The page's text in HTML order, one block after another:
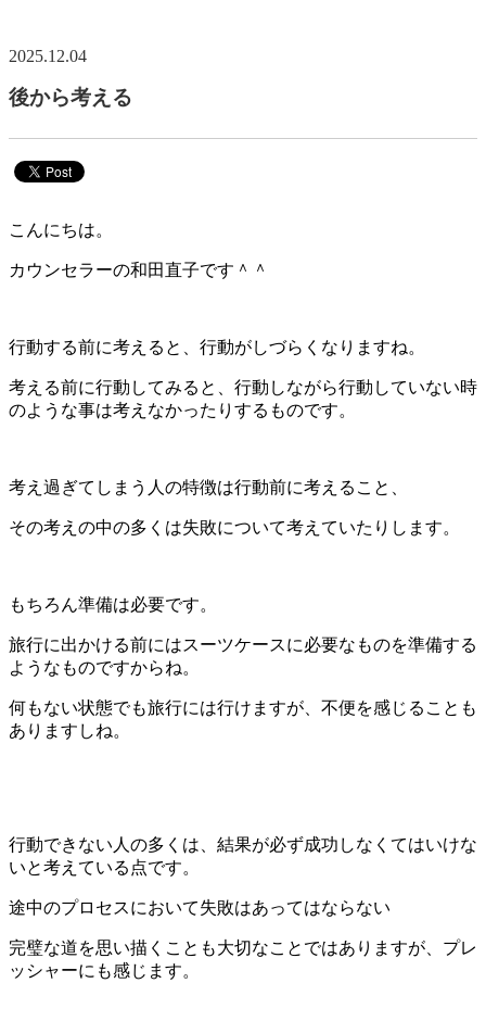
2025.12.04
後から考える
こんにちは。
カウンセラーの和田直子です＾＾
行動する前に考えると、行動がしづらくなりますね。
考える前に行動してみると、行動しながら行動していない時
のような事は考えなかったりするものです。
考え過ぎてしまう人の特徴は行動前に考えること、
その考えの中の多くは失敗について考えていたりします。
もちろん準備は必要です。
旅行に出かける前にはスーツケースに必要なものを準備する
ようなものですからね。
何もない状態でも旅行には行けますが、不便を感じることも
ありますしね。
行動できない人の多くは、結果が必ず成功しなくてはいけな
いと考えている点です。
途中のプロセスにおいて失敗はあってはならない
完璧な道を思い描くことも大切なことではありますが、プレ
ッシャーにも感じます。